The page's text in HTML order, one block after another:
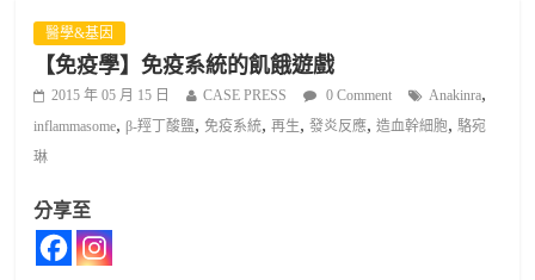
醫學&基因
【免疫學】免疫系統的飢餓遊戲
2015 年 05 月 15 日 CASE PRESS 0 Comment Anakinra,
inflammasome,β-羥丁酸鹽, 免疫系統,再生,發炎反應,造血幹細胞, 駱宛
琳
分享至